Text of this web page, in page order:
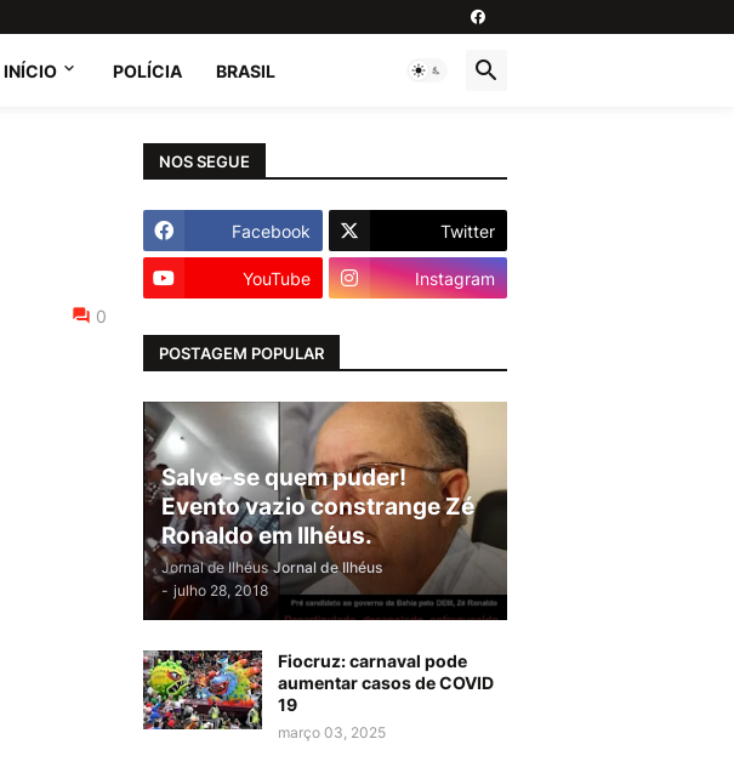
INÍCIO POLÍCIA BRASIL
0
NOS SEGUE
Facebook Twitter
YouTube Instagram
POSTAGEM POPULAR
Salve-se quem puder!
Evento vazio constrange Zé
Ronaldo em Ilhéus.
Jornal de Ilhéus Jornal de Ilhéus
- julho 28, 2018
Fiocruz: carnaval pode
aumentar casos de COVID
19
março 03, 2025